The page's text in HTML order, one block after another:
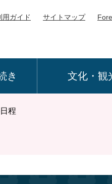
用ガイド サイトマップ
き 文化・観
程